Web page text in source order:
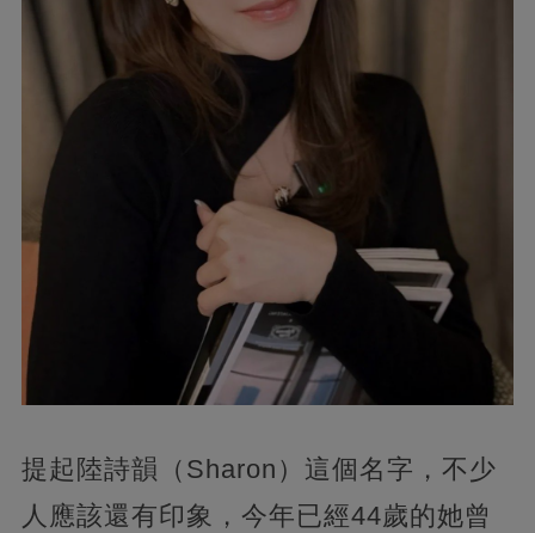
提起陸詩韻（Sharon）這個名字，不少
人應該還有印象，今年已經44歲的她曾